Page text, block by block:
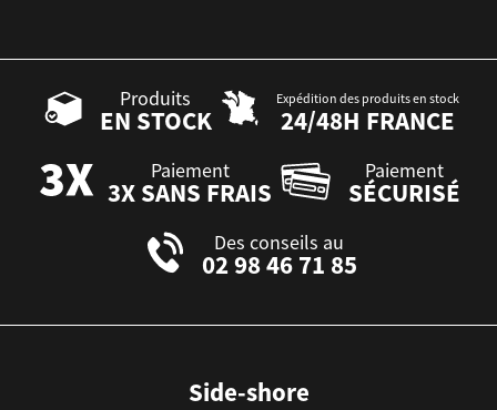
Produits
EN STOCK
Expédition des produits en stock
24/48H FRANCE
Paiement
3X SANS FRAIS
Paiement
SÉCURISÉ
Des conseils au
02 98 46 71 85
Side-shore